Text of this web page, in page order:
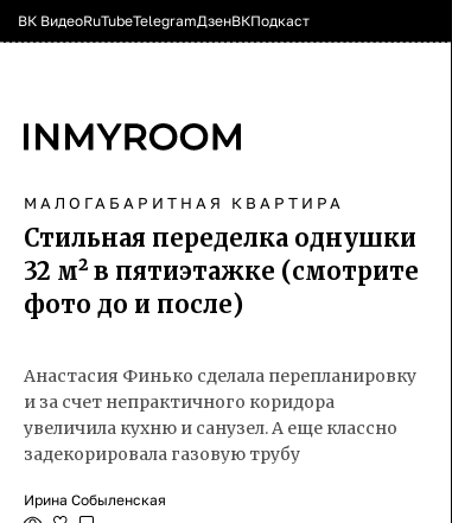
ВК ВидеоRuTubeTelegramДзенВКПодкаст
МАЛОГАБАРИТНАЯ КВАРТИРА
Стильная переделка однушки
32 м² в пятиэтажке (смотрите
фото до и после)
Анастасия Финько сделала перепланировку
и за счет непрактичного коридора
увеличила кухню и санузел. А еще классно
задекорировала газовую трубу
Ирина Собыленская